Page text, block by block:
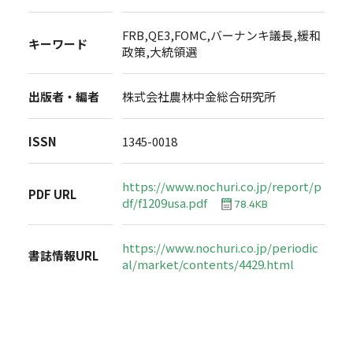
キーワード
FRB,QE3,FOMC,バーナンキ議長,緩和
政策,大統領選
出版者・編者 株式会社農林中金総合研究所
ISSN 1345-0018
PDF URL
https://www.nochuri.co.jp/report/p
df/f1209usa.pdf
78.4KB
書誌情報URL
https://www.nochuri.co.jp/periodic
al/market/contents/4429.html